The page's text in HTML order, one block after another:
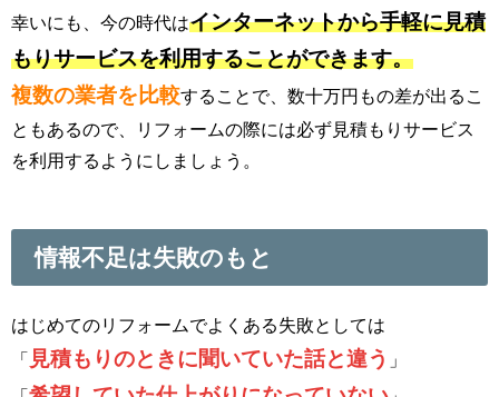
幸いにも、今の時代はインターネットから手軽に見積
もりサービスを利用することができます。
複数の業者を比較することで、数十万円もの差が出るこ
ともあるので、リフォームの際には必ず見積もりサービス
を利用するようにしましょう。
情報不足は失敗のもと
はじめてのリフォームでよくある失敗としては
「
見積もりのときに聞いていた話と違う 」